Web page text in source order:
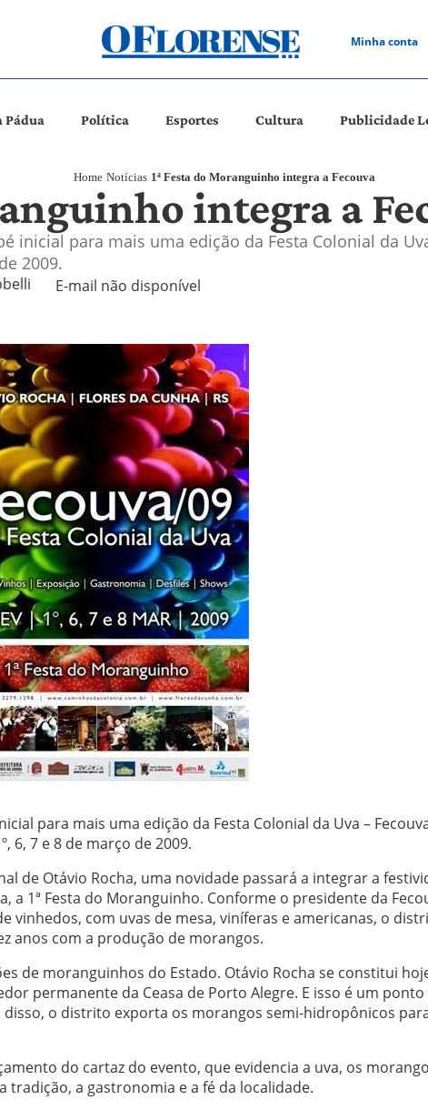
Minha conta
Pádua Política Esportes Cultura Publicidade
Home Notícias 1ª Festa do Moranguinho integra a Fecouva
integra a
inicial para mais uma edição da Festa Colonial da
2009.
 E-mail não disponível
para mais uma edição da Festa Colonial da Uva –
6, 7 e 8 de março de 2009.
de Otávio Rocha, uma novidade passará a integrar a
a 1ª Festa do Moranguinho. Conforme o presidente da
vinhedos, com uvas de mesa, viníferas e americanas, o
anos com a produção de morangos.
de moranguinhos do Estado. Otávio Rocha se constitui
permanente da Ceasa de Porto Alegre. E isso é um
o distrito exporta os morangos semi-hidropônicos
do cartaz do evento, que evidencia a uva, os
a gastronomia e a fé da localidade.